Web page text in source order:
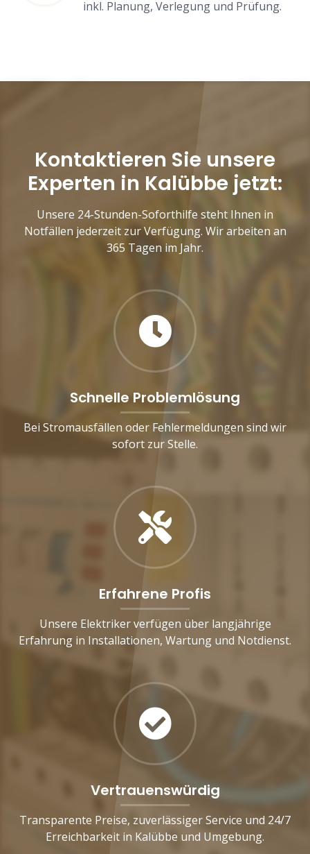
inkl. Planung, Verlegung und Prüfung.
Kontaktieren Sie unsere
Experten in Kalübbe jetzt:
Unsere 24-Stunden-Soforthilfe steht Ihnen in
Notfällen jederzeit zur Verfügung. Wir arbeiten an
365 Tagen im Jahr.
Schnelle Problemlösung
Bei Stromausfällen oder Fehlermeldungen sind wir
sofort zur Stelle.
Erfahrene Profis
Unsere Elektriker verfügen über langjährige
Erfahrung in Installationen, Wartung und Notdienst.
Vertrauenswürdig
Transparente Preise, zuverlässiger Service und 24/7
Erreichbarkeit in Kalübbe und Umgebung.